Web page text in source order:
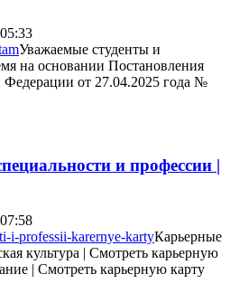
Уважаемые студенты и
на основании Постановления
Федерации от 27.04.2025 года №
и профессии |
Карьерные
культура | Смотреть карьерную
| Смотреть карьерную карту